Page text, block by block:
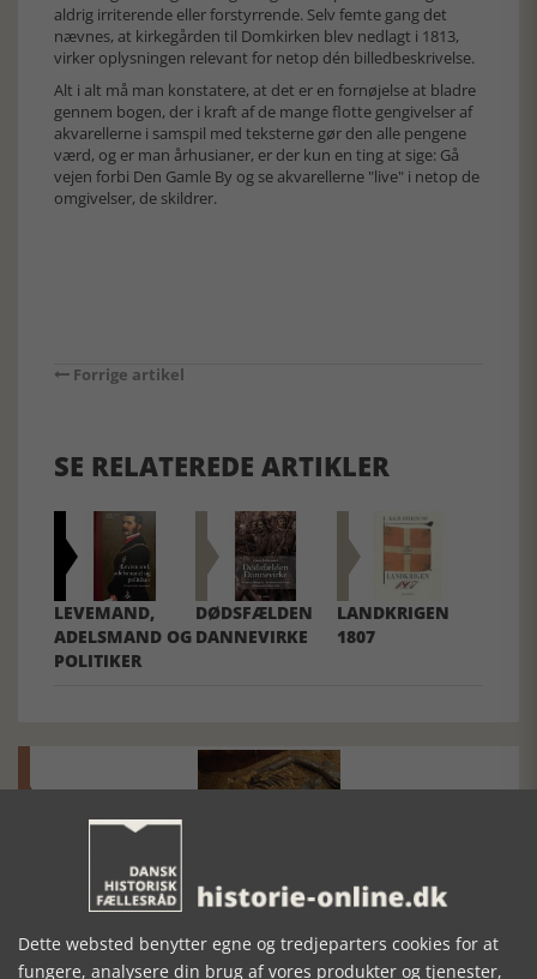
aldrig irriterende eller forstyrrende. Selv femte gang det
nævnes, at kirkegården til Domkirken blev nedlagt i 1813,
virker oplysningen relevant for netop dén billedbeskrivelse.
Alt i alt må man konstatere, at det er en fornøjelse at bladre
gennem bogen, der i kraft af de mange flotte gengivelser af
akvarellerne i samspil med teksterne gør den alle pengene
værd, og er man århusianer, er der kun en ting at sige: Gå
vejen forbi Den Gamle By og se akvarellerne "live" i netop de
omgivelser, de skildrer.
Forrige artikel
SE RELATEREDE ARTIKLER
LEVEMAND,
ADELSMAND OG
POLITIKER
DØDSFÆLDEN
DANNEVIRKE
LANDKRIGEN
1807
Mosefolket
Silkeborg Hovedgården
Dette websted benytter egne og tredjeparters cookies for at
fungere, analysere din brug af vores produkter og tjenester,